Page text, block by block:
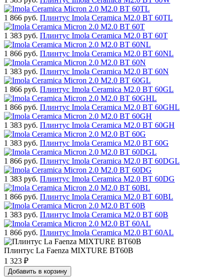
1 866 руб. Плинтус Imola Ceramica M2.0 BT 60TL
1 383 руб. Плинтус Imola Ceramica M2.0 BT 60T
1 866 руб. Плинтус Imola Ceramica M2.0 BT 60NL
1 383 руб. Плинтус Imola Ceramica M2.0 BT 60N
1 866 руб. Плинтус Imola Ceramica M2.0 BT 60GL
1 866 руб. Плинтус Imola Ceramica M2.0 BT 60GHL
1 383 руб. Плинтус Imola Ceramica M2.0 BT 60GH
1 383 руб. Плинтус Imola Ceramica M2.0 BT 60G
1 866 руб. Плинтус Imola Ceramica M2.0 BT 60DGL
1 383 руб. Плинтус Imola Ceramica M2.0 BT 60DG
1 866 руб. Плинтус Imola Ceramica M2.0 BT 60BL
1 383 руб. Плинтус Imola Ceramica M2.0 BT 60B
1 866 руб. Плинтус Imola Ceramica M2.0 BT 60AL
Плинтус La Faenza MIXTURE BT60B
1 323 ₽
Добавить в корзину